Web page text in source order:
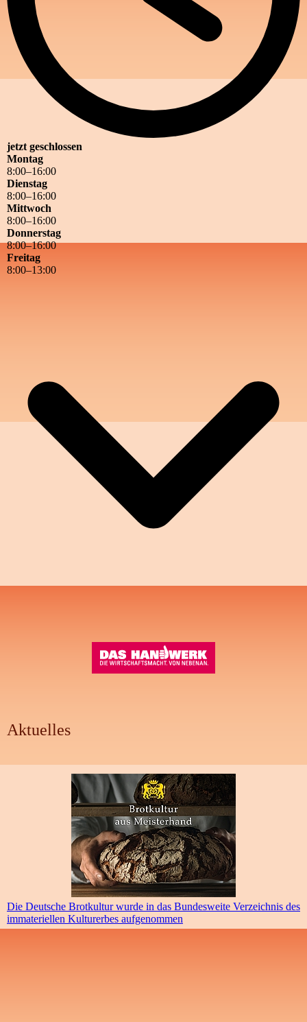
jetzt geschlossen
Montag
8:00–16:00
Dienstag
8:00–16:00
Mittwoch
8:00–16:00
Donnerstag
8:00–16:00
Freitag
8:00–13:00
Aktuelles
Die Deutsche Brotkultur wurde in das Bundesweite Verzeichnis des
immateriellen Kulturerbes aufgenommen